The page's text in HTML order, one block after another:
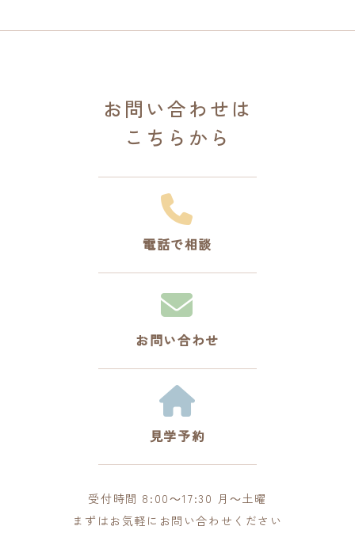
お問い合わせは
こちらから
電話で相談
お問い合わせ
見学予約
受付時間 8:00～17:30 月～土曜
まずはお気軽にお問い合わせください